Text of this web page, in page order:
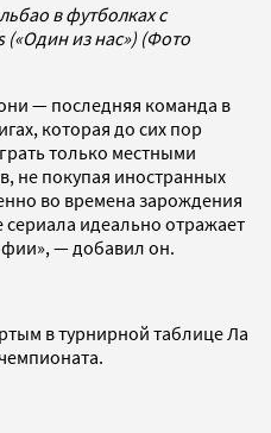
в футболках с
(«Один из нас») (Фото
— последняя команда в
которая до сих пор
только местными
не покупая иностранных
во времена зарождения
идеально отражает
— добавил он.
в турнирной таблице Ла